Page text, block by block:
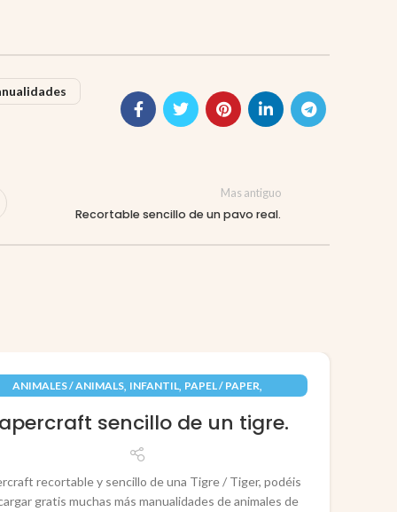
Mas antiguo
Recortable sencillo de un pavo real.
ANIMALES / ANIMALS, INFANTIL, PAPEL / PAPER,
sencillo de un tigre.
recortable y sencillo de una Tigre / Tiger, podéis
gratis muchas más manualidades de animales de